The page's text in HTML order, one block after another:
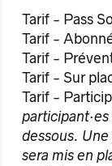
Tarif - Pass
Tarif -
Tarif -
Tarif - Sur
Tarif -
dessous.
sera mis en